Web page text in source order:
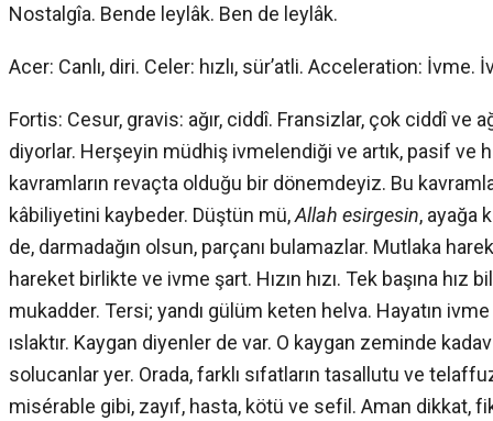
Nostalgîa. Bende leylâk. Ben de leylâk.
Acer: Canlı, diri. Celer: hızlı, sür’atli. Acceleration: İvme.
Fortis: Cesur, gravis: ağır, ciddî. Fransizlar, çok ciddî ve
diyorlar. Herşeyin müdhiş ivmelendiği ve artık, pasif ve
kavramların revaçta olduğu bir dönemdeyiz. Bu
kâbiliyetini kaybeder. Düştün mü,Allah esirgesin, ayağa
de, darmadağın olsun, parçanı bulamazlar. Mutlaka
hareket birlikte ve ivme şart. Hızın hızı. Tek başına hız
mukadder. Tersi; yandı gülüm keten helva. Hayatın
ıslaktır. Kaygan diyenler de var. O kaygan zeminde
solucanlar yer. Orada, farklı sıfatların tasallutu ve
misérable gibi, zayıf, hasta, kötü ve sefil. Aman dikkat,